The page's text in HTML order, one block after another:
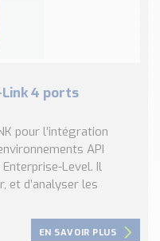
Link 4 ports
pour l’intégration
API
Level. Il
et d’analyser les
EN SAVOIR PLUS